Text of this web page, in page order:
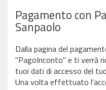
Pagamento con
Sanpaolo
Dalla pagina del
"PagoInconto" e ti verrà
tuoi dati di accesso del
Una volta effettuato